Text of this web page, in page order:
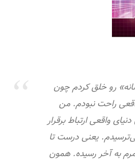
رو خلق کردم چون
راحت نبودم. من
واقعی ارتباط برقرار
یعنی درست تا
به آخر رسیده. همون